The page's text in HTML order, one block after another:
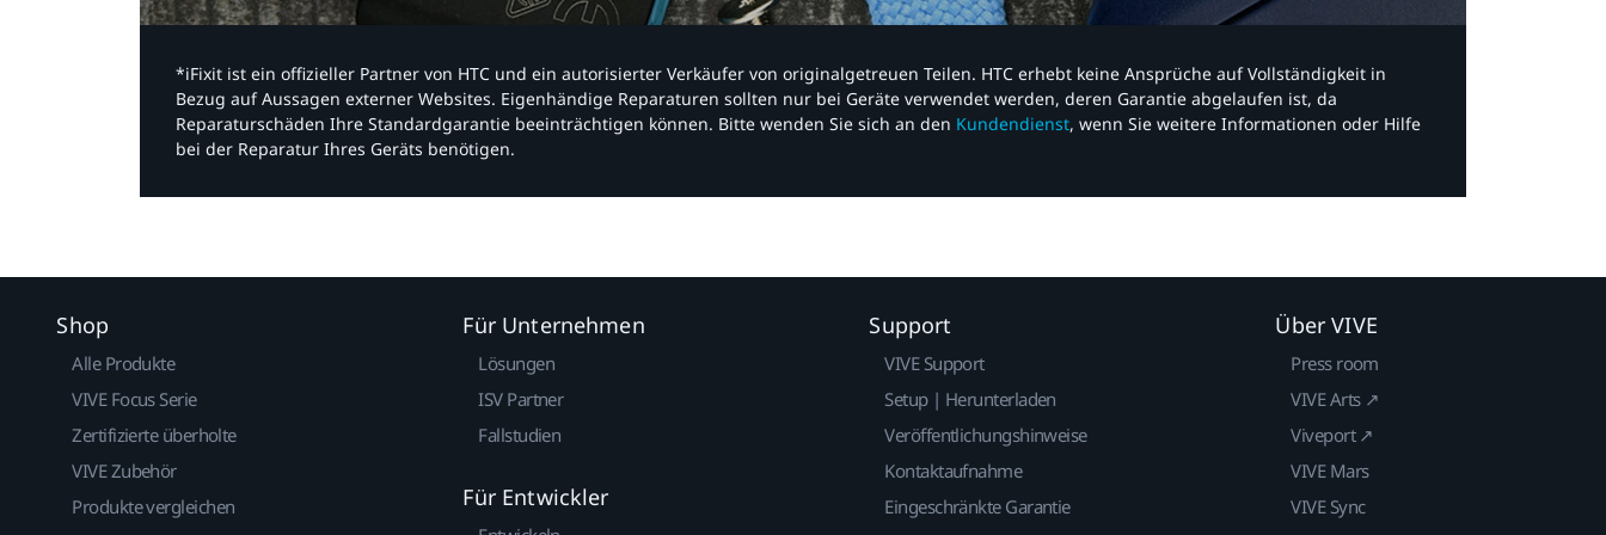
*iFixit ist ein offizieller Partner von HTC und ein autorisierter Verkäufer von originalgetreuen Teilen. HTC erhebt keine Ansprüche auf Vollständigkeit in
Bezug auf Aussagen externer Websites. Eigenhändige Reparaturen sollten nur bei Geräte verwendet werden, deren Garantie abgelaufen ist, da
Reparaturschäden Ihre Standardgarantie beeinträchtigen können. Bitte wenden Sie sich an den Kundendienst, wenn Sie weitere Informationen oder Hilfe
bei der Reparatur Ihres Geräts benötigen.​
Shop
Alle Produkte
VIVE Focus Serie
Zertifizierte überholte
VIVE Zubehör
Produkte vergleichen
Für Unternehmen
Lösungen
ISV Partner
Fallstudien
Für Entwickler
Support
VIVE Support
Setup | Herunterladen
Veröffentlichungshinweise
Kontaktaufnahme
Eingeschränkte Garantie
Über VIVE
Press room
VIVE Arts ↗
Viveport ↗
VIVE Mars
VIVE Sync